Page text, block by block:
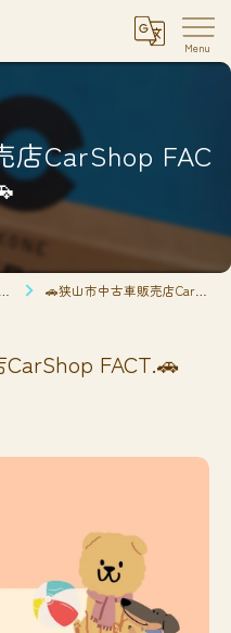
CarShop FAC
🚗狭山市中古車販売店CarShop FACT.🚗
FACT.🚗